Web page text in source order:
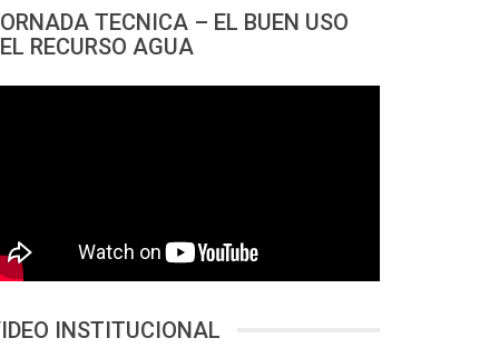
TECNICA – EL BUEN USO
RECURSO AGUA
INSTITUCIONAL